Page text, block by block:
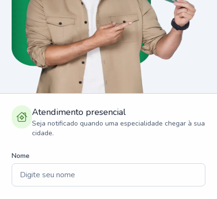
Atendimento presencial
Seja notificado quando uma especialidade chegar à sua
cidade.
Nome